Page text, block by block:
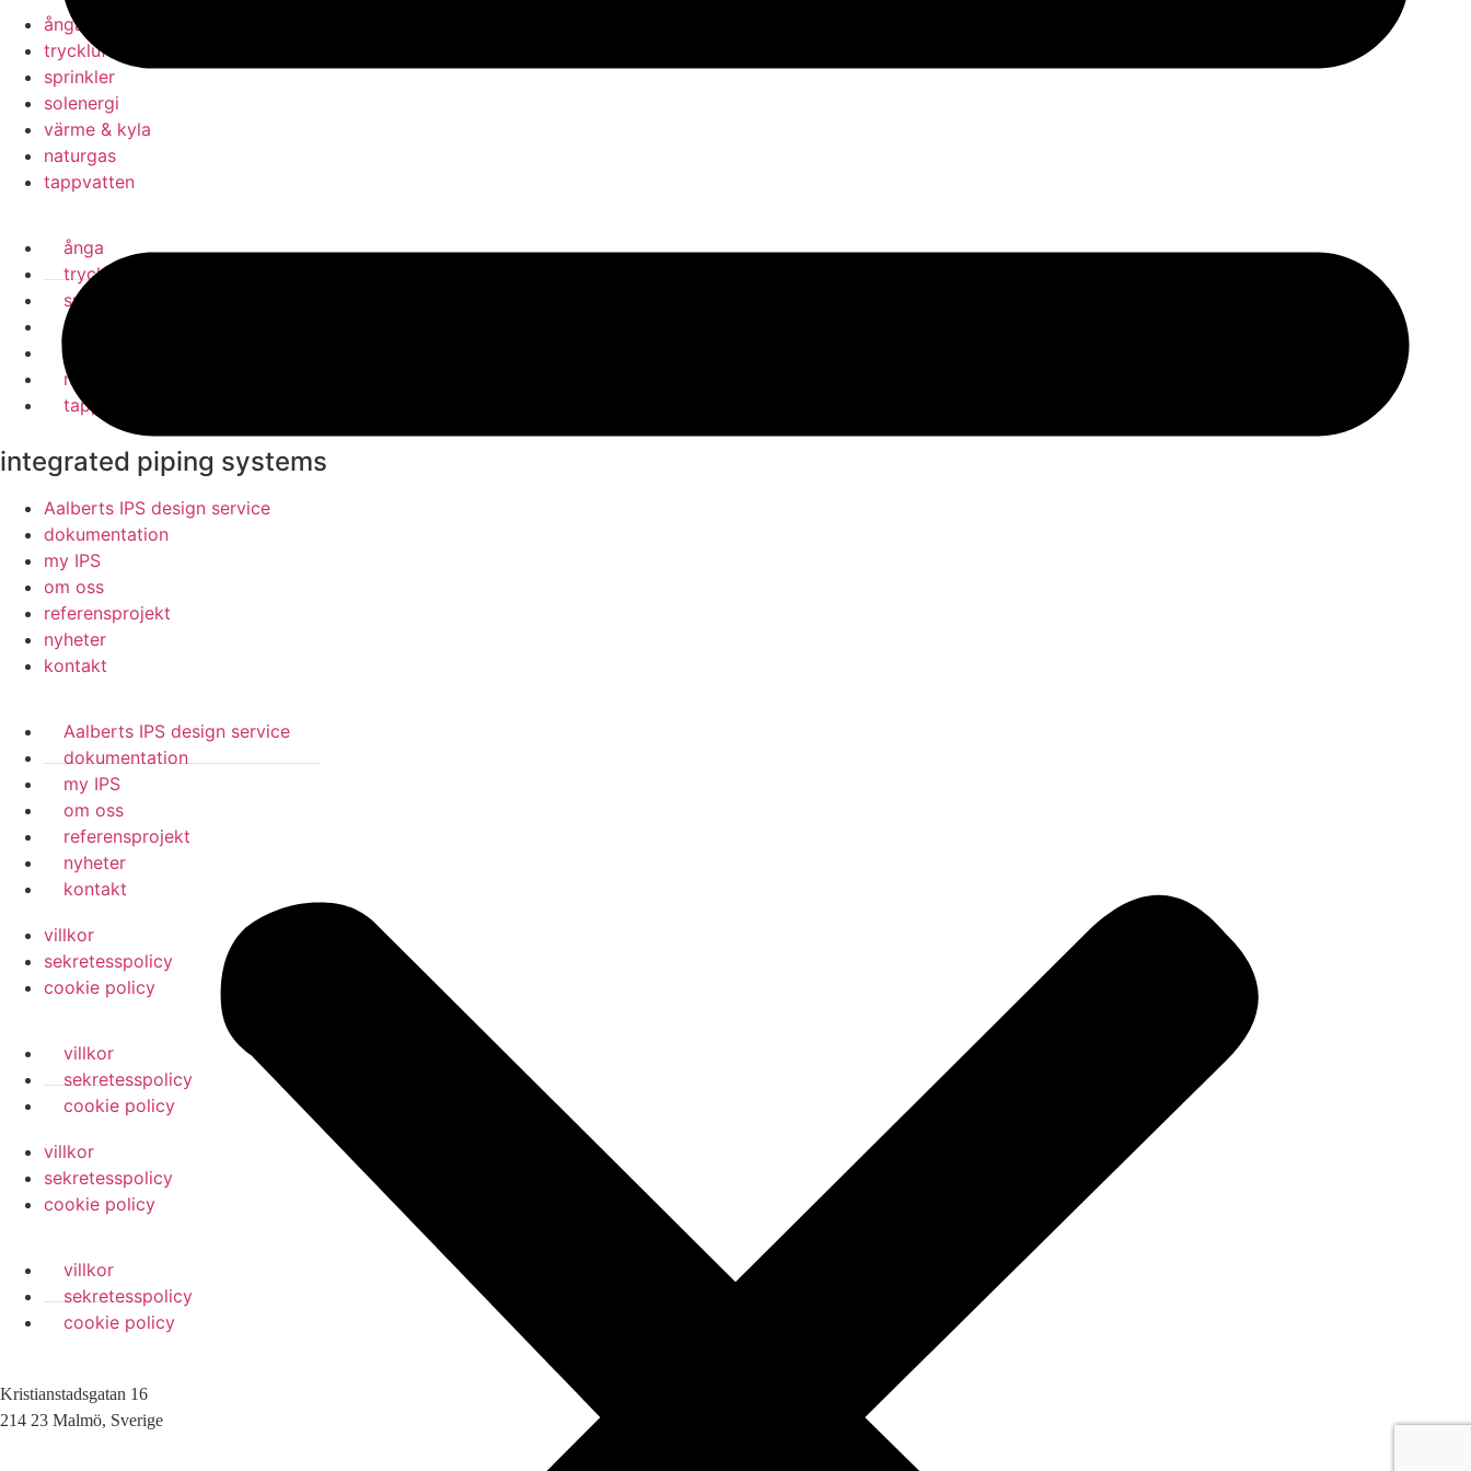
ånga
tryckluft
sprinkler
solenergi
värme & kyla
naturgas
tappvatten
ånga
tryckluft
sprinkler
solenergi
naturgas
tappvatten
integrated piping systems
Aalberts IPS design service
dokumentation
my IPS
om oss
referensprojekt
nyheter
kontakt
Aalberts IPS design service
dokumentation
my IPS
om oss
referensprojekt
nyheter
kontakt
villkor
sekretesspolicy
cookie policy
villkor
sekretesspolicy
cookie policy
villkor
sekretesspolicy
cookie policy
villkor
sekretesspolicy
cookie policy
Kristianstadsgatan 16
214 23 Malmö, Sverige